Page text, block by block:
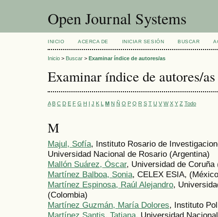
Open Journal Systems
INICIO ACERCA DE INICIAR SESIÓN BUSCAR
Inicio > Buscar > Examinar índice de autores/as
Examinar índice de autores/as
A B C D E F G H I J K L M N Ñ O P Q R S T U V W X Y Z Todo
M
Majul, Sofía, Instituto Rosario de
Universidad Nacional de Rosario (Argentina)
Mallón Suárez, Óscar, Universidad de Coruña
Martínez Balboa, Sonia, CELEX ESIA,
Martínez Espinosa, Raúl Alejandro,
(Colombia)
Martínez Guzmán, María Dolores, Instituto